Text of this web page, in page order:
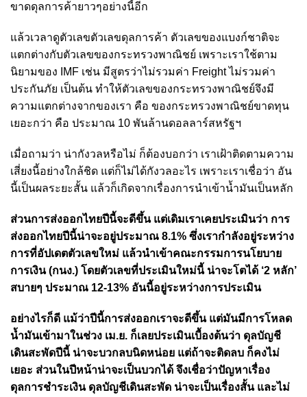
ขาดดุลการค้ายาวๆอย่างนี้อีก
แล้วเวลาดูตัวเลขตัวเลขดุลการค้า ตัวเลขของแบงก์ชาติจะ
แตกต่างกับตัวเลขของกระทรวงพาณิชย์ เพราะเราใช้ตาม
นิยามของ IMF เช่น มีสูตรว่าไม่รวมค่า Freight ไม่รวมค่า
ประกันภัย เป็นต้น ทำให้ตัวเลขของกระทรวงพาณิชย์จึงมี
ความแตกต่างจากของเรา คือ ของกระทรวงพาณิชย์ขาดทุน
เยอะกว่า คือ ประมาณ 10 พันล้านดอลลาร์สหรัฐฯ
เมื่อถามว่า น่ากังวลหรือไม่ ก็ต้องบอกว่า เราเฝ้าติดตามความ
เสี่ยงนี้อย่างใกล้ชิด แต่ก็ไม่ได้กังวลอะไร เพราะเราเชื่อว่า อัน
นี้เป็นผลระยะสั้น แล้วก็เกิดจากเรื่องการนำเข้าน้ำมันเป็นหลัก
ส่วนการส่งออกไทยปีนี้จะดีขึ้น แต่เดิมเราเคยประเมินว่า การ
ส่งออกไทยปีนี้น่าจะอยู่ประมาณ 8.1% ซึ่งเรากำลังอยู่ระหว่าง
การที่อัปเดตตัวเลขใหม่ แล้วนำเข้าคณะกรรมการนโยบาย
การเงิน (กนง.) โดยตัวเลขที่ประเมินใหม่นี้ น่าจะโตได้ ‘2 หลัก’
สบายๆ ประมาณ 12-13% อันนี้อยู่ระหว่างการประเมิน
อย่างไรก็ดี แม้ว่าปีนี้การส่งออกเราจะดีขึ้น แต่มันมีการโหลด
น้ำมันเข้ามาในช่วง เม.ย. ก็เลยประเมินเบื้องต้นว่า ดุลบัญชี
เดินสะพัดปีนี้ น่าจะบวกลบนิดหน่อย แต่ถ้าจะติดลบ ก็คงไม่
เยอะ ส่วนในปีหน้าน่าจะเป็นบวกได้ จึงเชื่อว่าปัญหาเรื่อง
ดุลการชำระเงิน ดุลบัญชีเดินสะพัด น่าจะเป็นเรื่องสั้น และไม่